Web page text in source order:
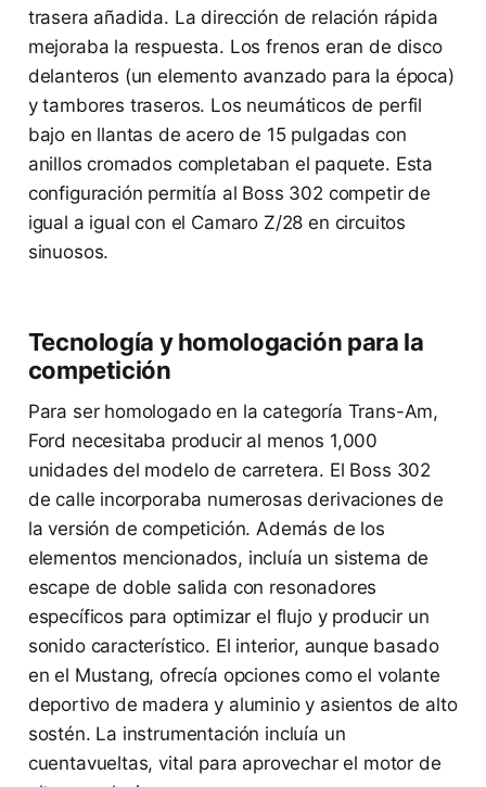
trasera añadida. La dirección de relación rápida
mejoraba la respuesta. Los frenos eran de disco
delanteros (un elemento avanzado para la época)
y tambores traseros. Los neumáticos de perfil
bajo en llantas de acero de 15 pulgadas con
anillos cromados completaban el paquete. Esta
configuración permitía al Boss 302 competir de
igual a igual con el Camaro Z/28 en circuitos
sinuosos.
Tecnología y homologación para la
competición
Para ser homologado en la categoría Trans-Am,
Ford necesitaba producir al menos 1,000
unidades del modelo de carretera. El Boss 302
de calle incorporaba numerosas derivaciones de
la versión de competición. Además de los
elementos mencionados, incluía un sistema de
escape de doble salida con resonadores
específicos para optimizar el flujo y producir un
sonido característico. El interior, aunque basado
en el Mustang, ofrecía opciones como el volante
deportivo de madera y aluminio y asientos de alto
sostén. La instrumentación incluía un
cuentavueltas, vital para aprovechar el motor de